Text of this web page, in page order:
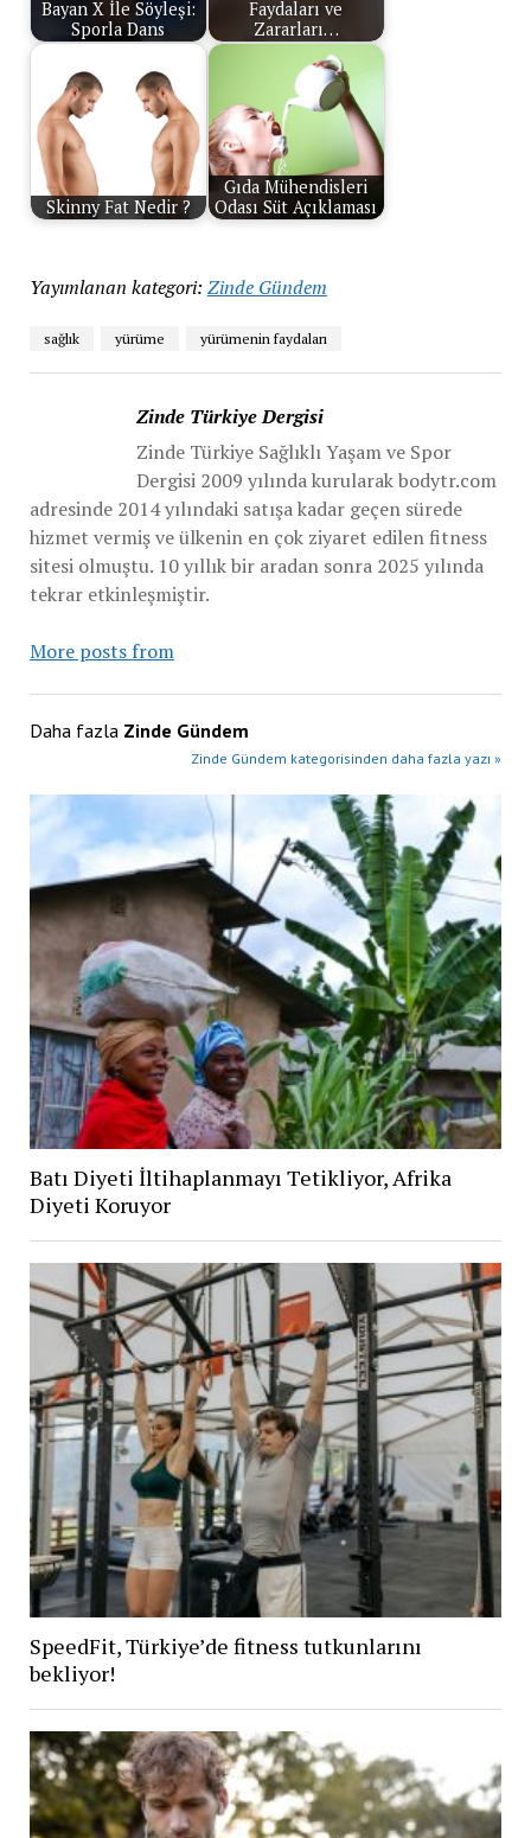
Bayan X İle Söyleşi:
Sporla Dans
Faydaları ve
Zararları…
Skinny Fat Nedir ?
Gıda Mühendisleri
Odası Süt Açıklaması
Yayımlanan kategori: Zinde Gündem
sağlık yürüme yürümenin faydaları
Zinde Türkiye Dergisi
Zinde Türkiye Sağlıklı Yaşam ve Spor
Dergisi 2009 yılında kurularak bodytr.com
adresinde 2014 yılındaki satışa kadar geçen sürede
hizmet vermiş ve ülkenin en çok ziyaret edilen fitness
sitesi olmuştu. 10 yıllık bir aradan sonra 2025 yılında
tekrar etkinleşmiştir.
More posts from
Daha fazla Zinde Gündem
Zinde Gündem kategorisinden daha fazla yazı »
Batı Diyeti İltihaplanmayı Tetikliyor, Afrika
Diyeti Koruyor
SpeedFit, Türkiye’de fitness tutkunlarını
bekliyor!